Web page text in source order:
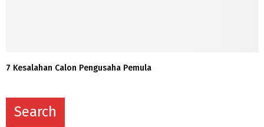
7 Kesalahan Calon Pengusaha Pemula
Search